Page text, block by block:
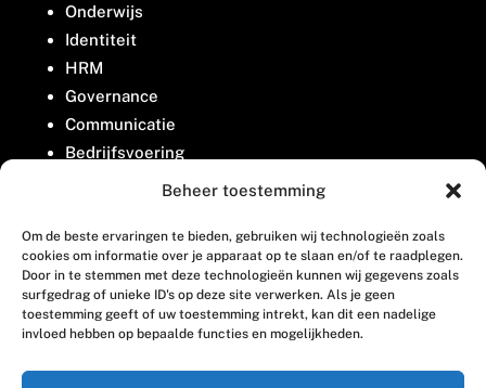
Beheer toestemming
Om de beste ervaringen te bieden, gebruiken wij technologieën zoals
cookies om informatie over je apparaat op te slaan en/of te raadplegen.
Door in te stemmen met deze technologieën kunnen wij gegevens zoals
surfgedrag of unieke ID's op deze site verwerken. Als je geen
toestemming geeft of uw toestemming intrekt, kan dit een nadelige
invloed hebben op bepaalde functies en mogelijkheden.
Onderwijs
Identiteit
HRM
Governance
Communicatie
Bedrijfsvoering
Belangenbehartiging
Contact
Houttuinlaan 8
3447 GM Woerden